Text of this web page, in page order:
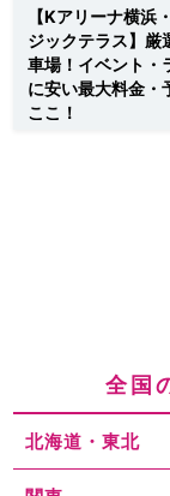
【Kアリーナ横浜
ジックテラス】厳
車場！イベント・
に安い最大料金・
ここ！
全国
北海道・東北